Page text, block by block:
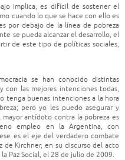
implica, es difícil de sostener el
cuando lo que se hace con ello es
por debajo de la línea de pobreza
se pueda alcanzar el desarrollo, el
de este tipo de políticas sociales,
se han conocido distintas
con las mejores intenciones todas,
tenga buenas intenciones a la hora
pero yo les puedo asegurar y
antídoto contra la pobreza es
empleo en la Argentina, con
es el eje del verdadero combate
de Kirchner, en su discurso del acto
Paz Social, el 28 de julio de 2009.